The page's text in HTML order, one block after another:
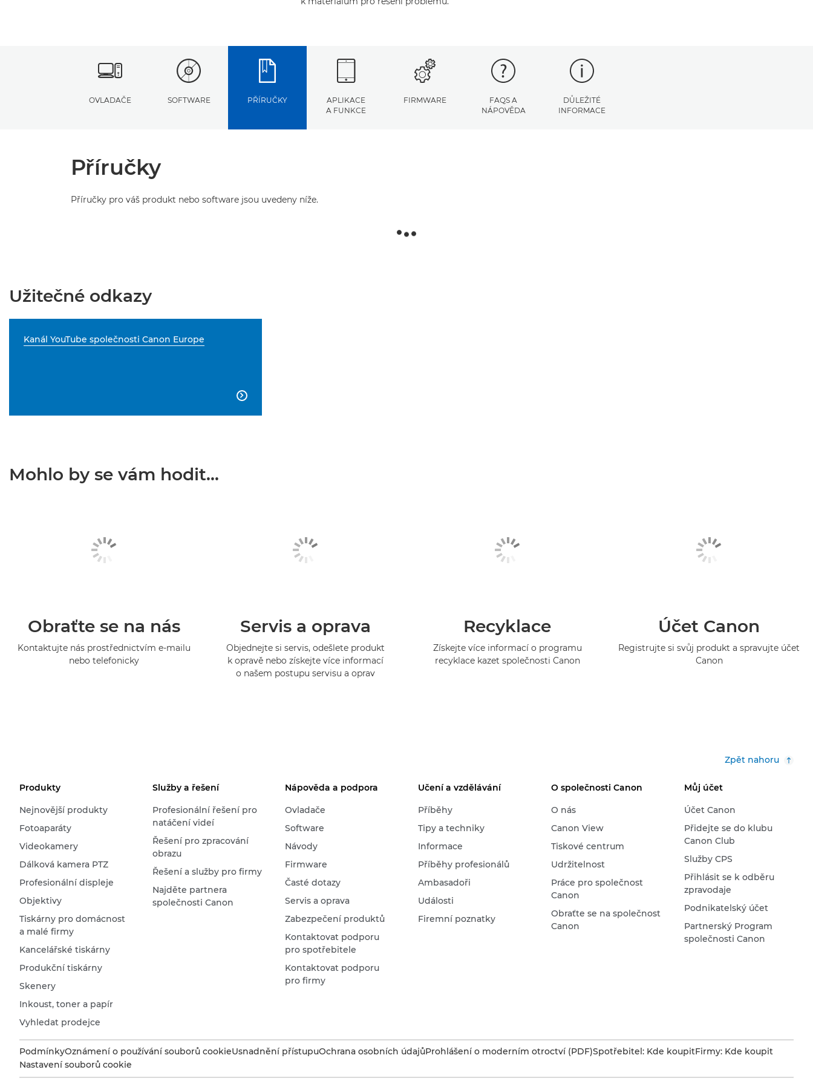
OVLADAČE SOFTWARE PŘÍRUČKY
APLIKACE
A FUNKCE
FIRMWARE
FAQS A
NÁPOVĚDA
DŮLEŽITÉ
INFORMACE
Příručky
Příručky pro váš produkt nebo software jsou uvedeny níže.
Užitečné odkazy
Kanál YouTube společnosti Canon Europe

Mohlo by se vám hodit...
Obraťte se na nás
Kontaktujte nás prostřednictvím e-mailu
nebo telefonicky
Servis a oprava
Objednejte si servis, odešlete produkt
k opravě nebo získejte více informací
o našem postupu servisu a oprav
Recyklace
Získejte více informací o programu
recyklace kazet společnosti Canon
Účet Canon
Registrujte si svůj produkt a spravujte účet
Canon
Zpět nahoru
Produkty
Nejnovější produkty
Fotoaparáty
Videokamery
Dálková kamera PTZ
Profesionální displeje
Objektivy
Tiskárny pro domácnost
a malé firmy
Kancelářské tiskárny
Produkční tiskárny
Skenery
Inkoust, toner a papír
Vyhledat prodejce
Služby a řešení
Profesionální řešení pro
natáčení videí
Řešení pro zpracování
obrazu
Řešení a služby pro firmy
Najděte partnera
společnosti Canon
Nápověda a podpora
Ovladače
Software
Návody
Firmware
Časté dotazy
Servis a oprava
Zabezpečení produktů
Kontaktovat podporu
pro spotřebitele
Kontaktovat podporu
pro firmy
Učení a vzdělávání
Příběhy
Tipy a techniky
Informace
Příběhy profesionálů
Ambasadoři
Události
Firemní poznatky
O společnosti Canon
O nás
Canon View
Tiskové centrum
Udržitelnost
Práce pro společnost
Canon
Obraťte se na společnost
Canon
Můj účet
Účet Canon
Přidejte se do klubu
Canon Club
Služby CPS
Přihlásit se k odběru
zpravodaje
Podnikatelský účet
Partnerský Program
společnosti Canon
PodmínkyOznámení o používání souborů cookieUsnadnění přístupuOchrana osobních údajůProhlášení o moderním otroctví (PDF)Spotřebitel: Kde koupitFirmy: Kde koupit
Nastavení souborů cookie